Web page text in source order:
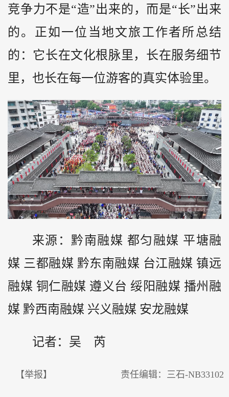
竞争力不是“造”出来的，而是“长”出来
的。正如一位当地文旅工作者所总结
的：它长在文化根脉里，长在服务细节
里，也长在每一位游客的真实体验里。
来源：黔南融媒 都匀融媒 平塘融
媒 三都融媒 黔东南融媒 台江融媒 镇远
融媒 铜仁融媒 遵义台 绥阳融媒 播州融
媒 黔西南融媒 兴义融媒 安龙融媒
记者：吴 芮
【举报】 责任编辑：三石-NB33102